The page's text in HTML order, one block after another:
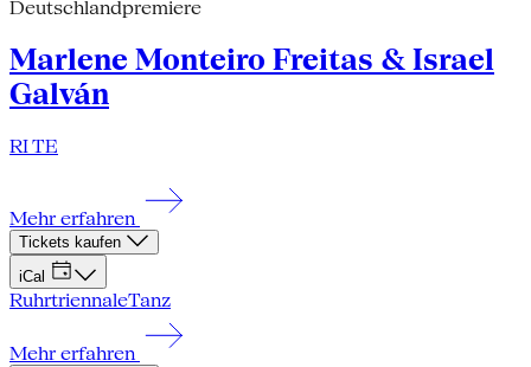
Deutschlandpremiere
Marlene Monteiro Freitas & Israel
Galván
RI TE
Mehr erfahren
Tickets kaufen
iCal
RuhrtriennaleTanz
Mehr erfahren